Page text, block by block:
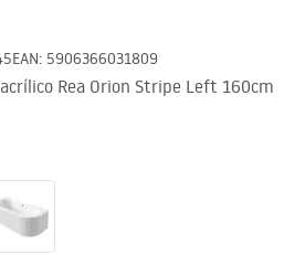
EAN: 5906366031809
Rea Orion Stripe Left 160cm